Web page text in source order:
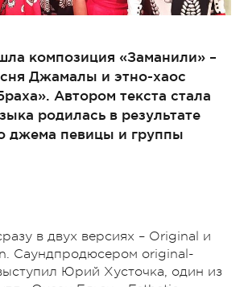
композиция «Заманили» –
Джамалы и этно-хаос
Автором текста стала
родилась в результате
джема певицы и группы
в двух версиях – Original и
Саундпродюсером original-
Юрий Хусточка, один из